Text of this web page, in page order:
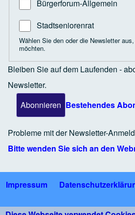
Bürgerforum-Allgemein
Stadtseniorenrat
Wählen Sie den oder die Newsletter
möchten.
Bleiben Sie auf dem Laufenden -
Newsletter.
Bestehendes
Probleme mit der Newsletter-
Bitte wenden Sie sich an den
Fußzeile
Impressum
Bildnachweise